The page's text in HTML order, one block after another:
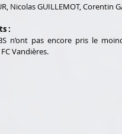
Nicolas GUILLEMOT, Corentin
:
n’ont pas encore pris le
Vandières.